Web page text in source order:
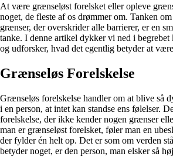
At være grænseløst forelsket eller opleve
noget, de fleste af os drømmer om. Tanken
grænser, der overskrider alle barrierer, er en
tanke. I denne artikel dykker vi ned i
og udforsker, hvad det egentlig betyder at
Grænseløs Forelskelse
Grænseløs forelskelse handler om at blive så
i en person, at intet kan standse ens følelser.
forelskelse, der ikke kender nogen grænser
man er grænseløst forelsket, føler man en
der fylder én helt op. Det er som om verden
betyder noget, er den person, man elsker så